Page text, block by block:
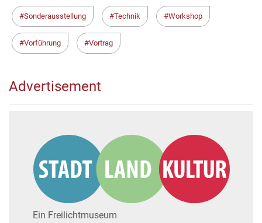
Sonderausstellung Technik Workshop
Vorführung Vortrag
Advertisement
Ein Freilichtmuseum